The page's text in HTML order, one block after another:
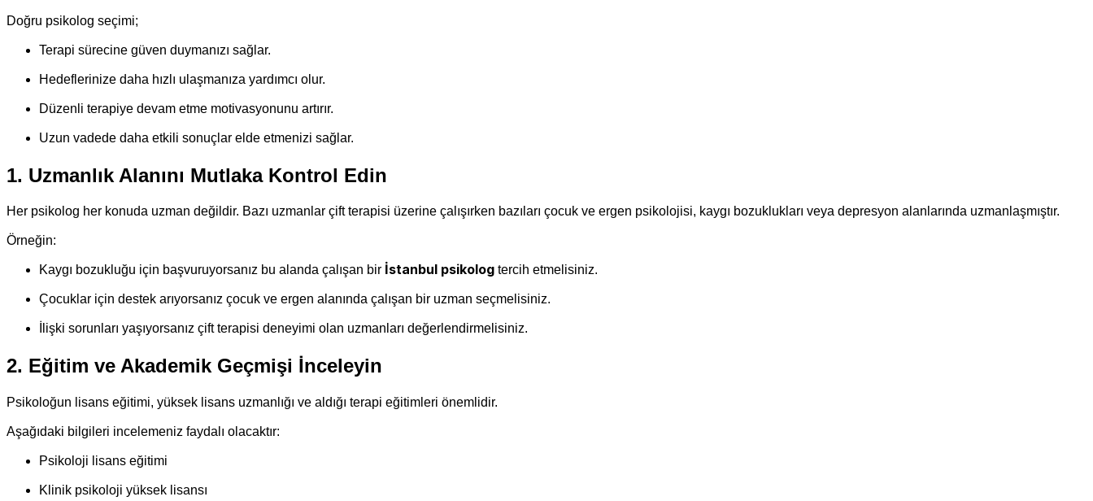
Doğru psikolog seçimi;
Terapi sürecine güven duymanızı sağlar.
Hedeflerinize daha hızlı ulaşmanıza yardımcı olur.
Düzenli terapiye devam etme motivasyonunu artırır.
Uzun vadede daha etkili sonuçlar elde etmenizi sağlar.
1. Uzmanlık Alanını Mutlaka Kontrol Edin
Her psikolog her konuda uzman değildir. Bazı uzmanlar çift terapisi üzerine çalışırken bazıları çocuk ve ergen psikolojisi, kaygı bozuklukları veya depresyon alanlarında uzmanlaşmıştır.
Örneğin:
Kaygı bozukluğu için başvuruyorsanız bu alanda çalışan bir İstanbul psikolog tercih etmelisiniz.
Çocuklar için destek arıyorsanız çocuk ve ergen alanında çalışan bir uzman seçmelisiniz.
İlişki sorunları yaşıyorsanız çift terapisi deneyimi olan uzmanları değerlendirmelisiniz.
2. Eğitim ve Akademik Geçmişi İnceleyin
Psikoloğun lisans eğitimi, yüksek lisans uzmanlığı ve aldığı terapi eğitimleri önemlidir.
Aşağıdaki bilgileri incelemeniz faydalı olacaktır:
Psikoloji lisans eğitimi
Klinik psikoloji yüksek lisansı